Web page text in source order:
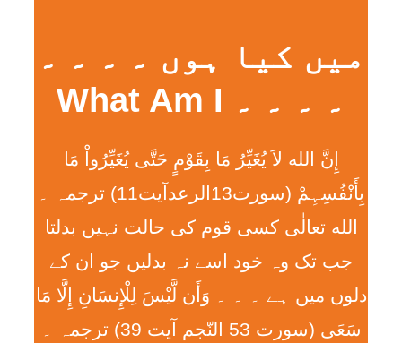
میں کیا ہوں ۔ ۔ ۔ ۔
۔ ۔ ۔ ۔ What Am I
إِنَّ الله لاَ يُغَيِّرُ مَا بِقَوْمٍ حَتَّی يُغَيِّرُواْ مَا
بِأَنْفُسِہِمْ (سورت13الرعدآیت11) ترجمہ ۔
الله تعالٰی کسی قوم کی حالت نہیں بدلتا
جب تک وہ خود اسے نہ بدلیں جو ان کے
دلوں میں ہے ۔ ۔ ۔ وَأَن لَّيْسَ لِلْإِنسَانِ إِلَّا مَا
سَعَی (سورت 53 النّجم آیت 39) ترجمہ ۔